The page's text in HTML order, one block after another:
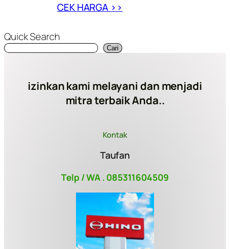
CEK HARGA >>
Quick Search
Cari
izinkan kami melayani dan menjadi
mitra terbaik Anda..
Kontak
Taufan
Telp / WA . 085311604509